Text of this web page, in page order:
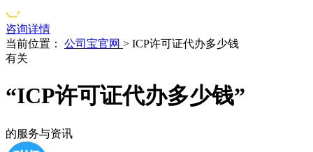
咨询详情
当前位置：
公司宝官网 > ICP许可证代办多少钱
有关
“ICP许可证代办多少钱”
的服务与资讯